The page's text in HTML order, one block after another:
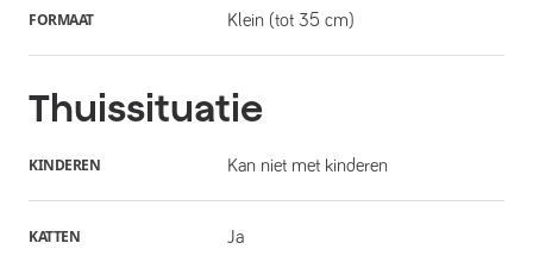
FORMAAT Klein (tot 35 cm)
Thuissituatie
KINDEREN Kan niet met kinderen
KATTEN Ja